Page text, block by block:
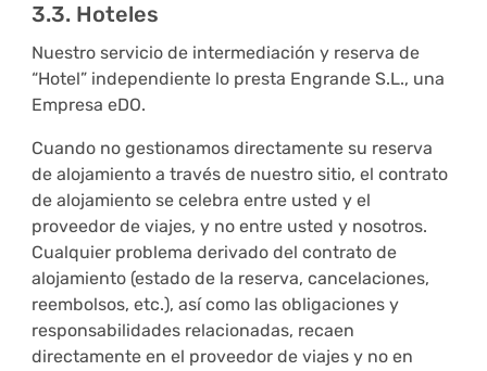
3.3. Hoteles
Nuestro servicio de intermediación y reserva de
“Hotel” independiente lo presta Engrande S.L., una
Empresa eDO.
Cuando no gestionamos directamente su reserva
de alojamiento a través de nuestro sitio, el contrato
de alojamiento se celebra entre usted y el
proveedor de viajes, y no entre usted y nosotros.
Cualquier problema derivado del contrato de
alojamiento (estado de la reserva, cancelaciones,
reembolsos, etc.), así como las obligaciones y
responsabilidades relacionadas, recaen
directamente en el proveedor de viajes y no en